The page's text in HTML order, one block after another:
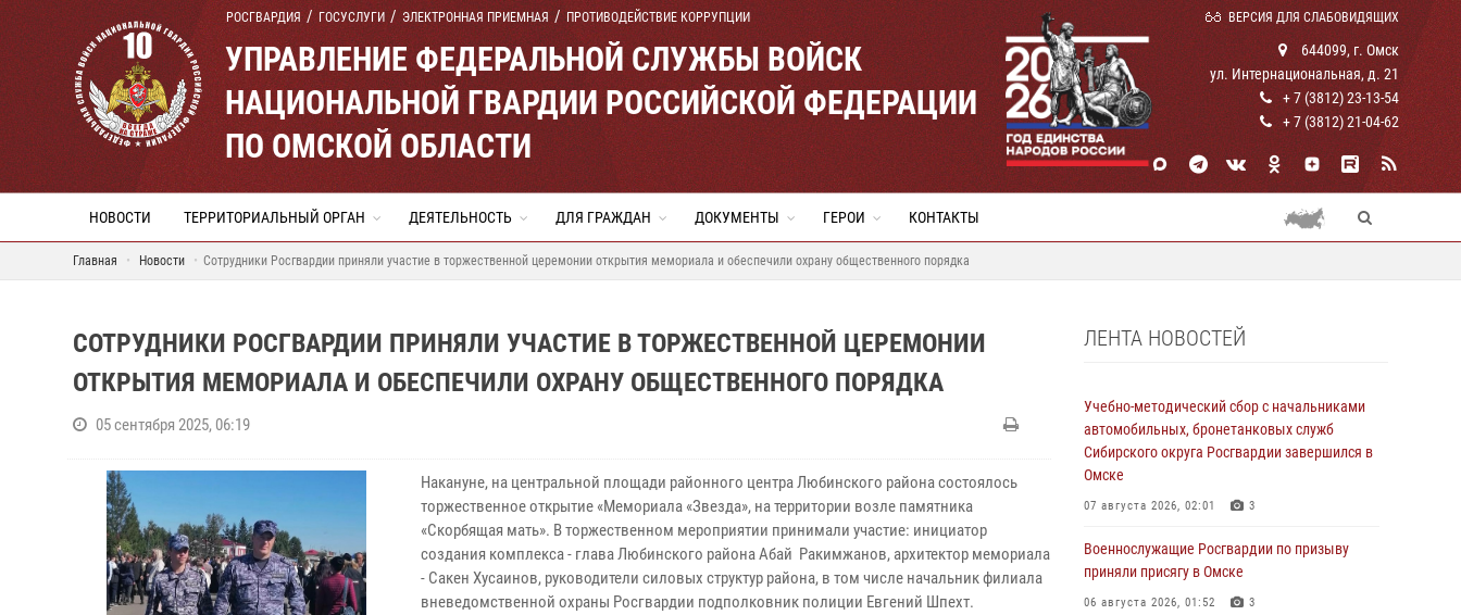
РОСГВАРДИЯ ГОСУСЛУГИ ЭЛЕКТРОННАЯ ПРИЕМНАЯ ПРОТИВОДЕЙСТВИЕ КОРРУПЦИИ ВЕРСИЯ ДЛЯ СЛАБОВИДЯЩИХ
УПРАВЛЕНИЕ ФЕДЕРАЛЬНОЙ СЛУЖБЫ ВОЙСК
НАЦИОНАЛЬНОЙ ГВАРДИИ РОССИЙСКОЙ ФЕДЕРАЦИИ
ПО ОМСКОЙ ОБЛАСТИ
644099, г. Омск
ул. Интернациональная, д. 21
+ 7 (3812) 23-13-54
+ 7 (3812) 21-04-62
НОВОСТИ ТЕРРИТОРИАЛЬНЫЙ ОРГАН ДЕЯТЕЛЬНОСТЬ ДЛЯ ГРАЖДАН ДОКУМЕНТЫ ГЕРОИ КОНТАКТЫ
Главная Новости Сотрудники Росгвардии приняли участие в торжественной церемонии открытия мемориала и обеспечили охрану общественного порядка
СОТРУДНИКИ РОСГВАРДИИ ПРИНЯЛИ УЧАСТИЕ В ТОРЖЕСТВЕННОЙ ЦЕРЕМОНИИ
ОТКРЫТИЯ МЕМОРИАЛА И ОБЕСПЕЧИЛИ ОХРАНУ ОБЩЕСТВЕННОГО ПОРЯДКА
05 сентября 2025, 06:19
Накануне, на центральной площади районного центра Любинского района состоялось
торжественное открытие «Мемориала «Звезда», на территории возле памятника
«Скорбящая мать». В торжественном мероприятии принимали участие: инициатор
создания комплекса - глава Любинского района Абай Ракимжанов, архитектор мемориала
- Сакен Хусаинов, руководители силовых структур района, в том числе начальник филиала
вневедомственной охраны Росгвардии подполковник полиции Евгений Шпехт.
ЛЕНТА НОВОСТЕЙ
Учебно-методический сбор с начальниками
автомобильных, бронетанковых служб
Сибирского округа Росгвардии завершился в
Омске
07 августа 2026, 02:01 3
Военнослужащие Росгвардии по призыву
приняли присягу в Омске
06 августа 2026, 01:52 3